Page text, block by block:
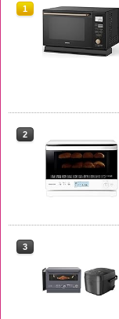
1
1
2
3
1
3
1
2
3